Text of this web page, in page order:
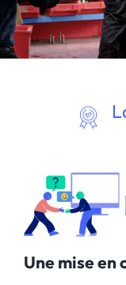
Une mise en